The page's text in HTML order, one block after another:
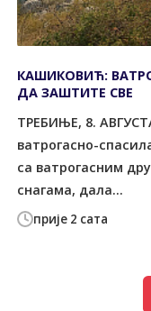
прије 2 сата
КАШИКОВИЋ:
ДА ЗАШТИТЕ СВЕ
ТРЕБИЊЕ, 8.
ватрогасно-
са ватрогасним
снагама, дала...